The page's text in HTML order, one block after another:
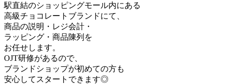
駅直結のショッピングモール内にある
高級チョコレートブランドにて、
商品の説明・レジ会計・
ラッピング・商品陳列を
お任せします。
OJT研修があるので、
ブランドショップが初めての方も
安心してスタートできます◎